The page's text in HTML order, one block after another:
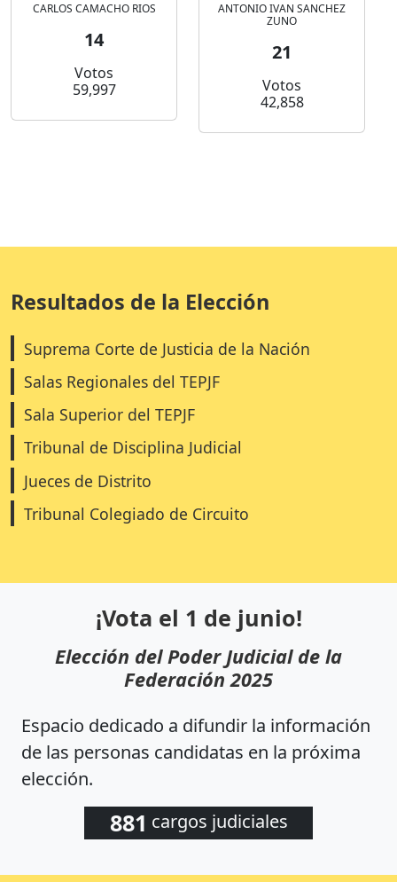
CARLOS CAMACHO RIOS
14
Votos
59,997
ANTONIO IVAN SANCHEZ
ZUNO
21
Votos
42,858
Resultados de la Elección
Suprema Corte de Justicia de la Nación
Salas Regionales del TEPJF
Sala Superior del TEPJF
Tribunal de Disciplina Judicial
Jueces de Distrito
Tribunal Colegiado de Circuito
¡Vota el 1 de junio!
Elección del Poder Judicial de la
Federación 2025
Espacio dedicado a difundir la información
de las personas candidatas en la próxima
elección.
881 cargos judiciales